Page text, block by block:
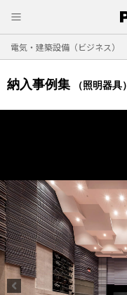
電気・建築設備（ビジネス）
納入事例集 （照明器具）